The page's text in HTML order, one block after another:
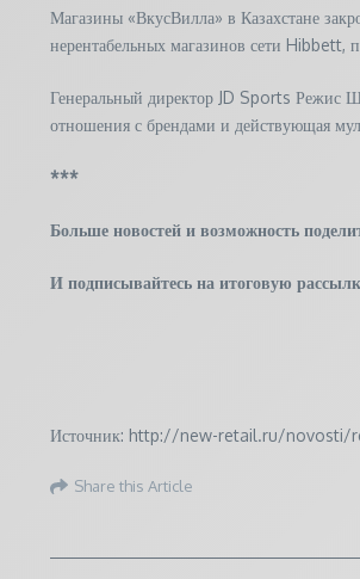
Магазины «ВкусВилла» в Казахстане
нерентабельных магазинов сети Hibbett,
Генеральный директор JD Sports Режис
отношения с брендами и действующая
***
Больше новостей и возможность
И подписывайтесь на итоговую
Источник: http://new-retail.ru/novosti/
Share this Article